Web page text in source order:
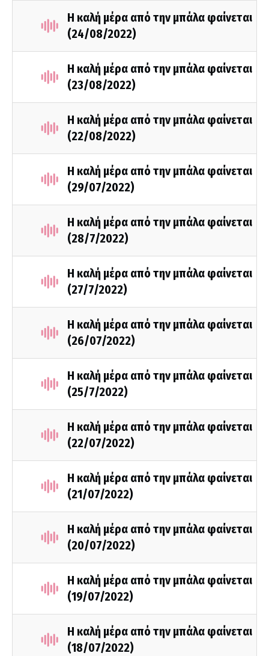
Η καλή μέρα από την μπάλα φαίνεται
(24/08/2022)
Η καλή μέρα από την μπάλα φαίνεται
(23/08/2022)
Η καλή μέρα από την μπάλα φαίνεται
(22/08/2022)
Η καλή μέρα από την μπάλα φαίνεται
(29/07/2022)
Η καλή μέρα από την μπάλα φαίνεται
(28/7/2022)
Η καλή μέρα από την μπάλα φαίνεται
(27/7/2022)
Η καλή μέρα από την μπάλα φαίνεται
(26/07/2022)
Η καλή μέρα από την μπάλα φαίνεται
(25/7/2022)
Η καλή μέρα από την μπάλα φαίνεται
(22/07/2022)
Η καλή μέρα από την μπάλα φαίνεται
(21/07/2022)
Η καλή μέρα από την μπάλα φαίνεται
(20/07/2022)
Η καλή μέρα από την μπάλα φαίνεται
(19/07/2022)
Η καλή μέρα από την μπάλα φαίνεται
(18/07/2022)